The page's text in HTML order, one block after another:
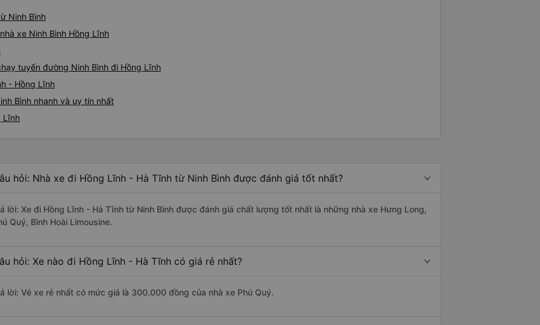
Ninh Bình
xe Ninh Bình Hồng Lĩnh
tuyến đường Ninh Bình đi Hồng Lĩnh
- Hồng Lĩnh
Bình nhanh và uy tín nhất
Lĩnh
hỏi: Nhà xe đi Hồng Lĩnh - Hà Tĩnh từ Ninh Bình được đánh giá tốt nhất?
lời: Xe đi Hồng Lĩnh - Hà Tĩnh từ Ninh Bình được đánh giá chất lượng tốt nhất là những nhà xe Hưng Long,
Quý, Bình Hoài Limousine.
hỏi: Xe nào đi Hồng Lĩnh - Hà Tĩnh có giá rẻ nhất?
lời: Vé xe rẻ nhất có mức giá là 300.000 đồng của nhà xe Phú Quý.